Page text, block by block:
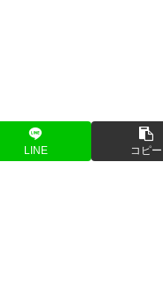
LINE コピー